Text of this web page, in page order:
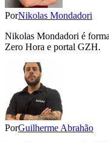
PorNikolas Mondadori
Nikolas Mondadori é
Zero Hora e portal GZH.
PorGuilherme Abrahão